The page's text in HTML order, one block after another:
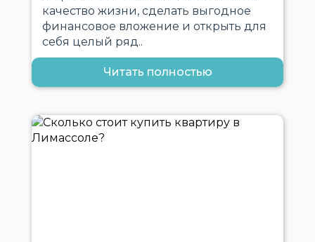
качество жизни, сделать выгодное
финансовое вложение и открыть для
себя целый ряд..
Читать полностью